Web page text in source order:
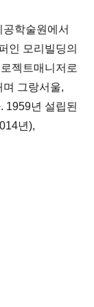
학술원에서
인 모리빌딩의
젝트매니저로
그랑서울,
1959년 설립된
년),